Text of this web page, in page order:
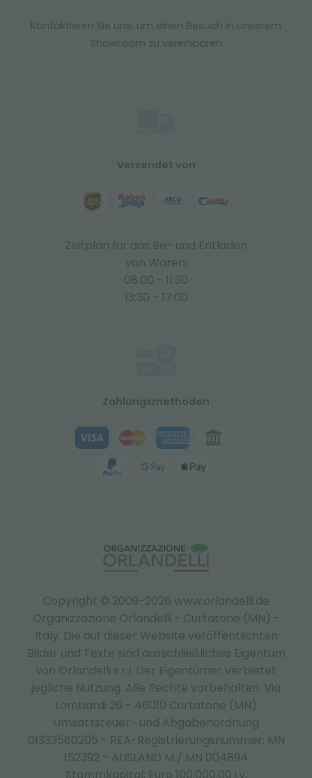
Kontaktieren Sie uns, um einen Besuch in unserem
Showroom zu vereinbaren
Copyright © 2009-2026 www.orlandelli.de
Organizzazione Orlandelli - Curtatone (MN) -
Italy. Die auf dieser Website veröffentlichten
Bilder und Texte sind ausschließliches Eigentum
von Orlandelli s.r.l. Der Eigentümer verbietet
jegliche Nutzung. Alle Rechte vorbehalten. Via
Lombardi 26 - 46010 Curtatone (MN)
Umsatzsteuer- und Abgabenordnung
01333580205 - REA-Registrierungsnummer: MN
152392 - AUSLAND M / MN 004894
Versendet von
Zeitplan für das Be- und Entladen
von Waren:
08:00 - 11:30
13:30 - 17:00
Zahlungsmethoden